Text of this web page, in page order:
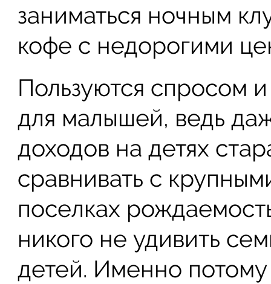
заниматься ночным
кофе с недорогими
Пользуются спросом
для малышей, ведь
доходов на детях
сравнивать с
поселках
никого не удивить
детей. Именно